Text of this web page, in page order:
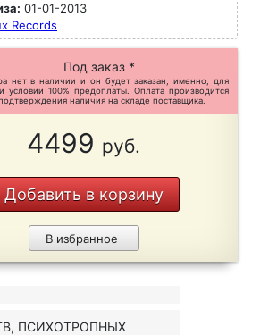
01-01-2013
Records
Под заказ *
нет в наличии и он будет заказан, именно, для
условии 100% предоплаты. Оплата производится
наличия на складе поставщика.
4499 руб.
Добавить в корзину
В избранное
ПСИХОТРОПНЫХ